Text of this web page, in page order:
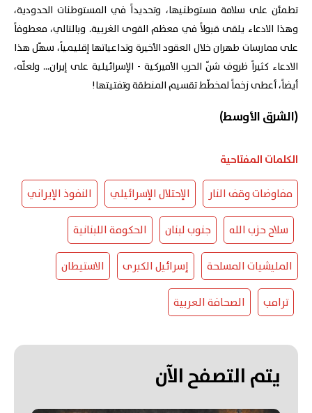
تطمئن على سلامة مستوطنيها، وتحديداً في المستوطنات الحدودية،
وهذا الادعاء يلقى قبولاً في معظم القوى الغربية. وبالتالي، معطوفاً
على ممارسات طهران خلال العقود الأخيرة وتداعياتها إقليمياً، سهّل هذا
الادعاء كثيراً ظروف شنّ الحرب الأميركية - الإسرائيلية على إيران... ولعلّه،
أيضاً، أعطى زخماً لمخطّط تقسيم المنطقة وتفتيتها!
(الشرق الأوسط)
الكلمات المفتاحية
مفاوضات وقف النار الإحتلال الإسرائيلي النفوذ الإيراني
سلاح حزب الله جنوب لبنان الحكومة اللبنانية
المليشيات المسلحة إسرائيل الكبرى الاستيطان
ترامب الصحافة العربية
يتم التصفح الآن